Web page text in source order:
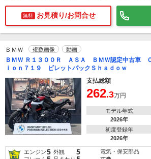
無料 お見積り/お問合せ
ＢＭＷ 複数画像 動画
ＢＭＷ Ｒ１３００Ｒ ＡＳＡ ＢＭＷ認定中古車
ｉｏｎ７１９ ビレットパックＳｈａｄｏｗ
支払総額
262.3万円
モデル年式
2026年
初度登録年
2026年
エンジン5 外観 5
電気・保安部品